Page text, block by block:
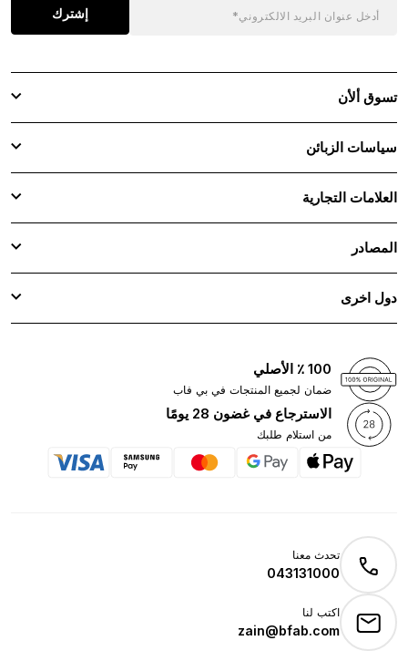
إشترك
تسوق ألأن
سياسات الزبائن
العلامات التجارية
المصادر
دول اخرى
100 ٪ الأصلي
ضمان لجميع المنتجات في بي فاب
الاسترجاع في غضون 28 يومًا
من استلام طلبك
تحدث معنا
043131000
اكتب لنا
zain@bfab.com